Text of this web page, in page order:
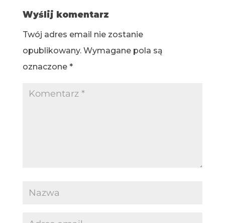
Wyślij komentarz
Twój adres email nie zostanie
opublikowany. Wymagane pola są
oznaczone *